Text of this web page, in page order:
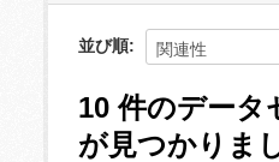
並び順
10 件のデータ
が見つかりま